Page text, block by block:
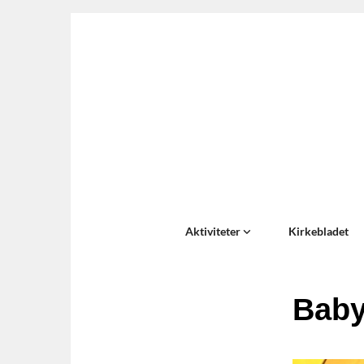
Aktiviteter Kirkebladet